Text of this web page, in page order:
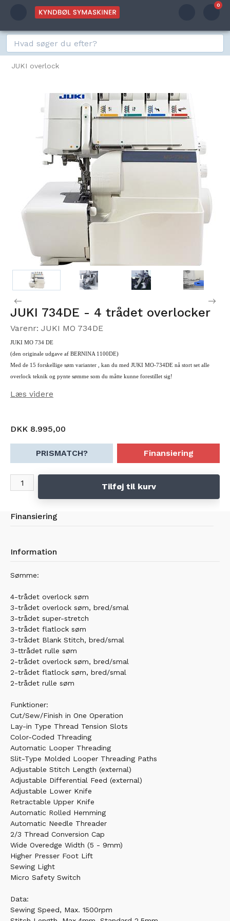
0
JUKI overlock
JUKI 734DE - 4 trådet overlocker
Varenr: JUKI MO 734DE
JUKI MO 734 DE
(den originale udgave af BERNINA 1100DE)
Med de 15 forskellige søm varianter , kan du med JUKI MO-734DE nå stort set alle
overlock teknik og pynte sømme som du måtte kunne forestillet sig!
Du kan lave de nyeste sofistikerede stilarter, trendy sportstøj, elastisk aktiv slid, yndig
såsom, et tæppe søm, deco flatlock og deco sømme.
Denne Juki MO-734 kan håndtere alle typer af stoffer fra ultra lette vægt til tung vægt,
og de mest vanskelige at foder materialer:
Se mere på JUKI hjemmesiden. Klik her
Læs videre
DKK 8.995,00
PRISMATCH? Finansiering
Tilføj til kurv
Finansiering
Information
Sømme:
4-trådet overlock søm
3-trådet overlock søm, bred/smal
3-trådet super-stretch
3-trådet flatlock søm
3-trådet Blank Stitch, bred/smal
3-ttrådet rulle søm
2-trådet overlock søm, bred/smal
2-trådet flatlock søm, bred/smal
2-trådet rulle søm
Funktioner:
Cut/Sew/Finish in One Operation
Lay-in Type Thread Tension Slots
Color-Coded Threading
Automatic Looper Threading
Slit-Type Molded Looper Threading Paths
Adjustable Stitch Length (external)
Adjustable Differential Feed (external)
Adjustable Lower Knife
Retractable Upper Knife
Automatic Rolled Hemming
Automatic Needle Threader
2/3 Thread Conversion Cap
Wide Overedge Width (5 - 9mm)
Higher Presser Foot Lift
Sewing Light
Micro Safety Switch
Data:
Sewing Speed, Max. 1500rpm